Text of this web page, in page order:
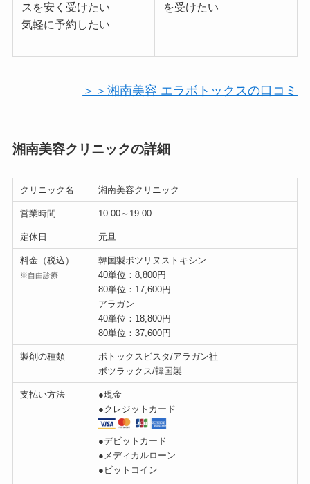
スを安く受けたい
気軽に予約したい
を受けたい
＞＞湘南美容 エラボトックスの口コミ
湘南美容クリニックの詳細
クリニック名 湘南美容クリニック
営業時間 10:00～19:00
定休日 元旦
料金（税込）
※自由診療
韓国製ボツリヌストキシン
40単位：8,800円
80単位：17,600円
アラガン
40単位：18,800円
80単位：37,600円
製剤の種類
ボトックスビスタ/アラガン社
ボツラックス/韓国製
支払い方法
●現金
●クレジットカード
●デビットカード
●メディカルローン
●ビットコイン